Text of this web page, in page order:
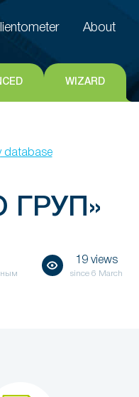
About
WIZARD
database
19 views
since 6 March